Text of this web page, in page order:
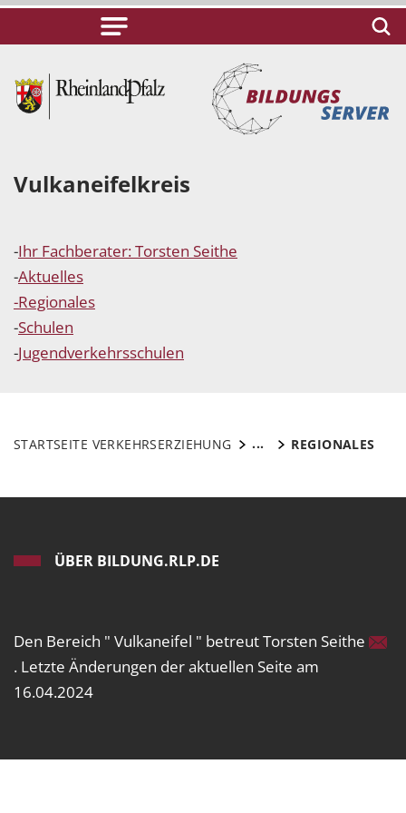
Vulkaneifelkreis
-Ihr Fachberater: Torsten Seithe
-Aktuelles
-Regionales
-Schulen
-Jugendverkehrsschulen
STARTSEITE VERKEHRSERZIEHUNG ... REGIONALES
ÜBER BILDUNG.RLP.DE
Den Bereich " Vulkaneifel " betreut Torsten Seithe
. Letzte Änderungen der aktuellen Seite am
16.04.2024